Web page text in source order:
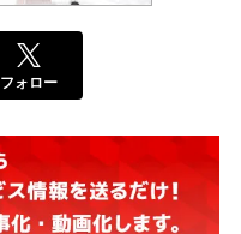
フォロー